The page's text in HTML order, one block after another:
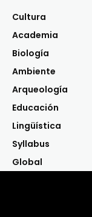
Cultura
Academia
Biología
Ambiente
Arqueología
Educación
Lingüística
Syllabus
Global